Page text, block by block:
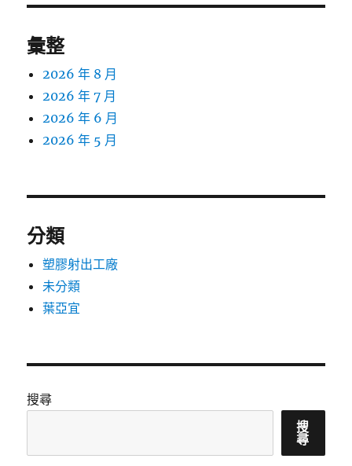
彙整
2026 年 8 月
2026 年 7 月
2026 年 6 月
2026 年 5 月
分類
塑膠射出工廠
未分類
葉亞宜
搜尋
搜
尋